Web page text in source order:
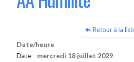
Retour à la
Date/heure
Date - mercredi 18 juillet 2029